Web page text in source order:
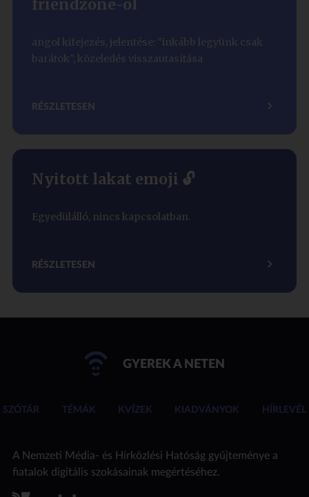
friendzone-ol
angol kifejezés, jelentése: "inkább legyünk csak
barátok", közeledés visszautasítása
RÉSZLETESEN
Nyitott lakat emoji 🔓
Egyedülálló, nincs kapcsolatban.
RÉSZLETESEN
GYEREK A NETEN
SZÓTÁR TÉMÁK KVÍZEK KIADVÁNYOK HÍRLEVÉL
A Nemzeti Média- és Hírközlési Hatóság gyűjteménye a
fiatalok digitális szokásainak megértéséhez.